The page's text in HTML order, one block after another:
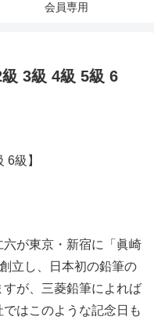
会員専用
3級 4級 5級 6
6級】
が東京・新宿に「眞崎
立し、日本初の鉛筆の
が、三菱鉛筆によれば
はこのような記念日も